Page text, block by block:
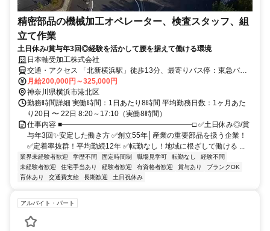
精密部品の機械加工オペレーター、検査スタッフ、組
立て作業
土日休み/賞与年3回◎経験を活かして腰を据えて働ける環境
日本軸受加工株式会社
交通・アクセス 「北新横浜駅」徒歩13分、最寄りバス停：東急バス
「新横82」「綱72」系統、亀甲橋または専念寺前より徒歩6分
月給200,000円～325,000円
神奈川県横浜市港北区
勤務時間詳細 実働時間：1日あたり8時間 平均勤務日数：1ヶ月あた
り20日 〜 22日 8:20～17:10（実働8時間）
仕事内容 ■━━━━━━━━━━━━━━━━━━□ ✅土日休み◎/賞
与年3回✨安定した働き方 ✅創立55年│産業の重要部品を扱う企業！
✅定着率抜群！平均勤続12年 ✅転勤なし！地域に根ざして働ける ...
業界未経験者歓迎 学歴不問 固定時間制 職場見学可 転勤なし
経験不問
未経験者歓迎
住宅手当あり 経験者歓迎 有資格者歓迎 賞与あり
ブランクOK
育休あり
交通費支給 長期歓迎 土日祝休み
アルバイト・パート